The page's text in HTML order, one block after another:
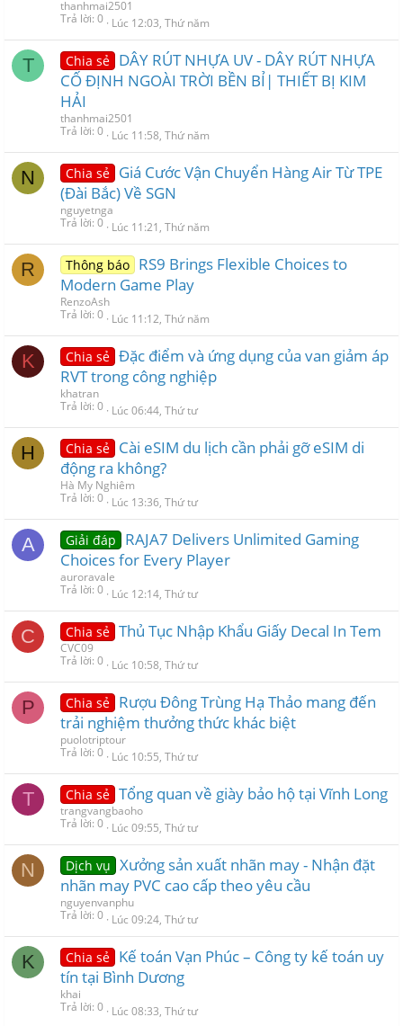
thanhmai2501
Trả lời 0 Lúc 12:03, Thứ năm
T Chia sẻ DÂY RÚT NHỰA UV - DÂY RÚT NHỰA
CỐ ĐỊNH NGOÀI TRỜI BỀN BỈ| THIẾT BỊ KIM
HẢI
thanhmai2501
Trả lời 0 Lúc 11:58, Thứ năm
N Chia sẻ Giá Cước Vận Chuyển Hàng Air Từ TPE
(Đài Bắc) Về SGN
nguyetnga
Trả lời 0 Lúc 11:21, Thứ năm
R Thông báo RS9 Brings Flexible Choices to
Modern Game Play
RenzoAsh
Trả lời 0 Lúc 11:12, Thứ năm
K Chia sẻ Đặc điểm và ứng dụng của van giảm áp
RVT trong công nghiệp
khatran
Trả lời 0 Lúc 06:44, Thứ tư
H Chia sẻ Cài eSIM du lịch cần phải gỡ eSIM di
động ra không?
Hà My Nghiêm
Trả lời 0 Lúc 13:36, Thứ tư
A Giải đáp
RAJA7 Delivers Unlimited Gaming
Choices for Every Player
auroravale
Trả lời 0 Lúc 12:14, Thứ tư
C Chia sẻ Thủ Tục Nhập Khẩu Giấy Decal In Tem
CVC09
Trả lời 0 Lúc 10:58, Thứ tư
P Chia sẻ Rượu Đông Trùng Hạ Thảo mang đến
trải nghiệm thưởng thức khác biệt
puolotriptour
Trả lời 0 Lúc 10:55, Thứ tư
T Chia sẻ Tổng quan về giày bảo hộ tại Vĩnh Long
trangvangbaoho
Trả lời 0 Lúc 09:55, Thứ tư
N Dịch vụ Xưởng sản xuất nhãn may - Nhận đặt
nhãn may PVC cao cấp theo yêu cầu
nguyenvanphu
Trả lời 0 Lúc 09:24, Thứ tư
K Chia sẻ Kế toán Vạn Phúc – Công ty kế toán uy
tín tại Bình Dương
khai
Trả lời 0 Lúc 08:33, Thứ tư